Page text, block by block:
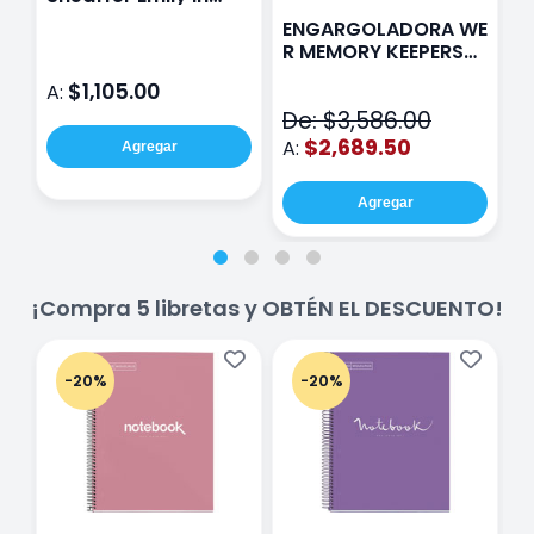
A: $1,105.00
Agregar
ENGARGOLADORA WE
R MEMORY KEEPERS
De: $3,586.00
A: $2,689.50
Agregar
¡Compra 5 libretas y OBTÉN EL DESCUENTO!
-20% -20%